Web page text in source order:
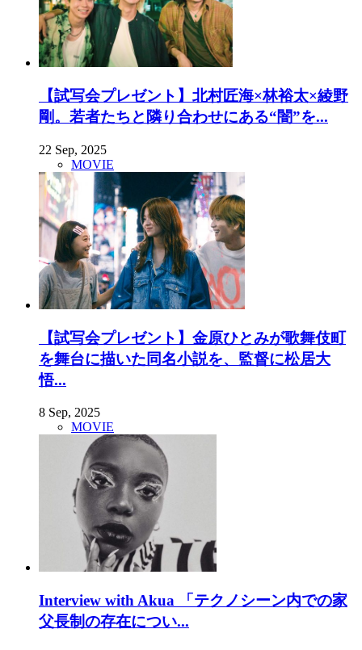
【試写会プレゼント】北村匠海×林裕太×綾野
剛。若者たちと隣り合わせにある“闇”を...
22 Sep, 2025
MOVIE
【試写会プレゼント】金原ひとみが歌舞伎町
を舞台に描いた同名小説を、監督に松居大
悟...
8 Sep, 2025
MOVIE
Interview with Akua 「テクノシーン内での家
父長制の存在につい...